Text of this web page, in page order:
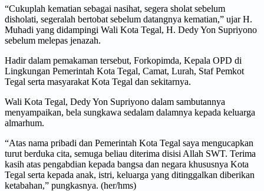
“Cukuplah kematian sebagai nasihat, segera sholat sebelum
disholati, segeralah bertobat sebelum datangnya kematian,” ujar H.
Muhadi yang didampingi Wali Kota Tegal, H. Dedy Yon Supriyono
sebelum melepas jenazah.
Hadir dalam pemakaman tersebut, Forkopimda, Kepala OPD di
Lingkungan Pemerintah Kota Tegal, Camat, Lurah, Staf Pemkot
Tegal serta masyarakat Kota Tegal dan sekitarnya.
Wali Kota Tegal, Dedy Yon Supriyono dalam sambutannya
menyampaikan, bela sungkawa sedalam dalamnya kepada keluarga
almarhum.
“Atas nama pribadi dan Pemerintah Kota Tegal saya mengucapkan
turut berduka cita, semuga beliau diterima disisi Allah SWT. Terima
kasih atas pengabdian kepada bangsa dan negara khususnya Kota
Tegal serta kepada anak, istri, keluarga yang ditinggalkan diberikan
ketabahan,” pungkasnya. (her/hms)